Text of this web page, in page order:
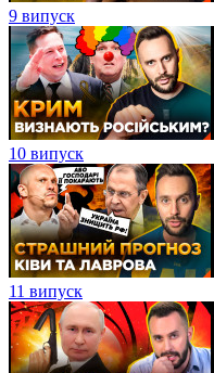
9 випуск
10 випуск
11 випуск